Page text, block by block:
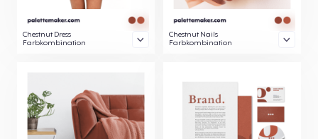
Chestnut Dress
Farbkombination
Chestnut Nails
Farbkombination